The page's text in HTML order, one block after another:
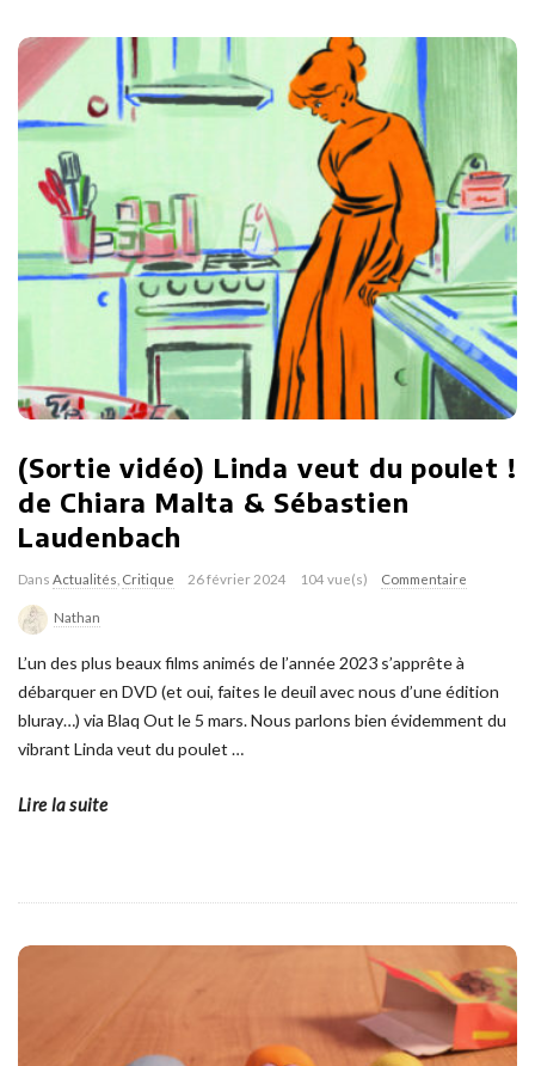
(Sortie vidéo) Linda veut du poulet !
de Chiara Malta & Sébastien
Laudenbach
Dans Actualités Critique 26 février 2024 104 vue(s) Commentaire
Nathan
L’un des plus beaux films animés de l’année 2023 s’apprête à
débarquer en DVD (et oui, faites le deuil avec nous d’une édition
bluray…) via Blaq Out le 5 mars. Nous parlons bien évidemment du
vibrant Linda veut du poulet…
Lire la suite